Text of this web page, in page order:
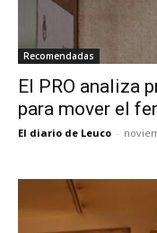
Recomendadas
El PRO analiza
para mover el
El diario de Leuco -